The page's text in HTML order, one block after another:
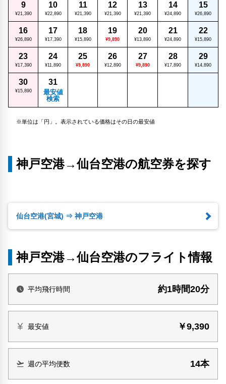
9
¥21,390
10
¥22,890
11
¥21,390
12
¥21,390
13
¥21,390
14
¥24,890
15
¥26,890
16
¥26,890
17
¥17,390
18
¥15,890
19
¥9,890
20
¥13,890
21
¥24,890
22
¥15,890
23
¥17,390
24
¥11,890
25
¥9,890
26
¥12,890
27
¥9,890
28
¥17,890
29
¥14,890
30
¥15,890
31
最安値
検索
※単位は「円」。表示されている価格はその日の最安値
神戸空港→仙台空港の航空券を探す
仙台空港(宮城) ⇒ 神戸空港
神戸空港→仙台空港のフライト情報
平均飛行時間 約1時間20分
最安値 ￥9,390
週の平均便数 14本